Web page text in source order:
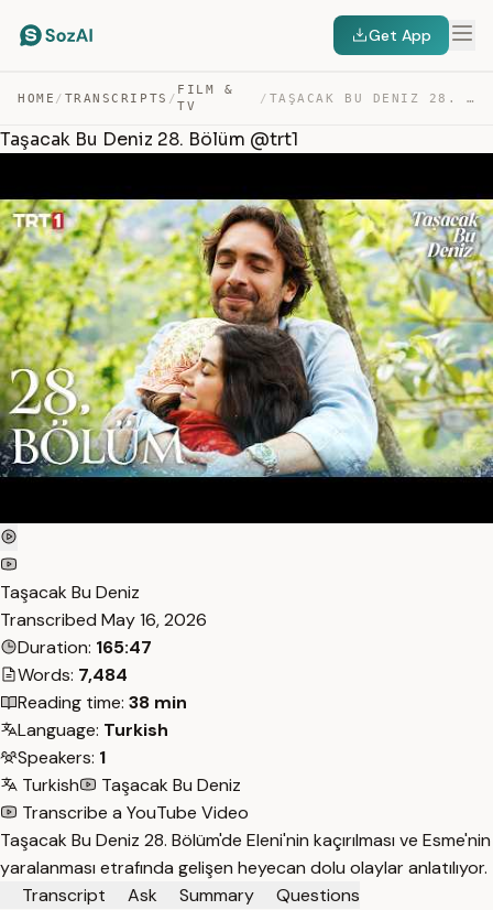
Get App
HOME / TRANSCRIPTS /
FILM &
TV
/ TAŞACAK BU DENIZ 28. BÖLÜM @TRT1 — TRANSCRIPT
Taşacak Bu Deniz 28. Bölüm @trt1
Taşacak Bu Deniz
Transcribed May 16, 2026
Duration: 165:47
Words: 7,484
Reading time: 38 min
Language: Turkish
Speakers: 1
Turkish
Taşacak Bu Deniz
Transcribe a YouTube Video
Taşacak Bu Deniz 28. Bölüm'de Eleni'nin kaçırılması ve Esme'nin
yaralanması etrafında gelişen heyecan dolu olaylar anlatılıyor.
Transcript
Ask Summary
Questions